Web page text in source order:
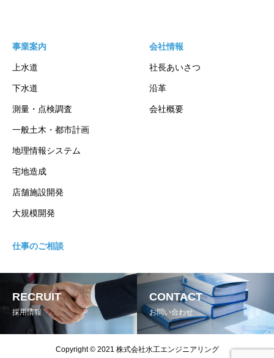
事業案内
上水道
下水道
測量・点検調査
一般土木・都市計画
地理情報システム
宅地造成
店舗施設開発
大規模開発
会社情報
社長あいさつ
沿革
会社概要
仕事のご相談
RECRUIT
採用情報
CONTACT
お問い合わせ
Copyright © 2021 株式会社水工エンジニアリング